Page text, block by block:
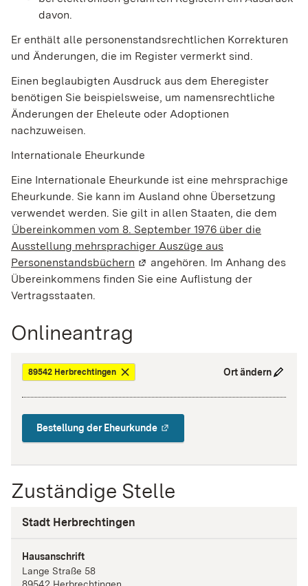
davon.
Er enthält alle personenstandsrechtlichen Korrekturen
und Änderungen, die im Register vermerkt sind.
Einen beglaubigten Ausdruck aus dem Eheregister
benötigen Sie beispielsweise, um namensrechtliche
Änderungen der Eheleute oder Adoptionen
nachzuweisen.
Internationale Eheurkunde
Eine Internationale Eheurkunde ist eine mehrsprachige
Eheurkunde. Sie kann im Ausland ohne Übersetzung
verwendet werden. Sie gilt in allen Staaten, die dem
Übereinkommen vom 8. September 1976 über die
Ausstellung mehrsprachiger Auszüge aus
Personenstandsbüchern (Wird in einem neuen Fenster
angehören. Im Anhang des
Übereinkommens finden Sie eine Auflistung der
Vertragsstaaten.
Onlineantrag
89542 Herbrechtingen Ort ändern
Bestellung der Eheurkunde
Zuständige Stelle
Stadt Herbrechtingen
Hausanschrift
Lange Straße 58
89542 Herbrechtingen